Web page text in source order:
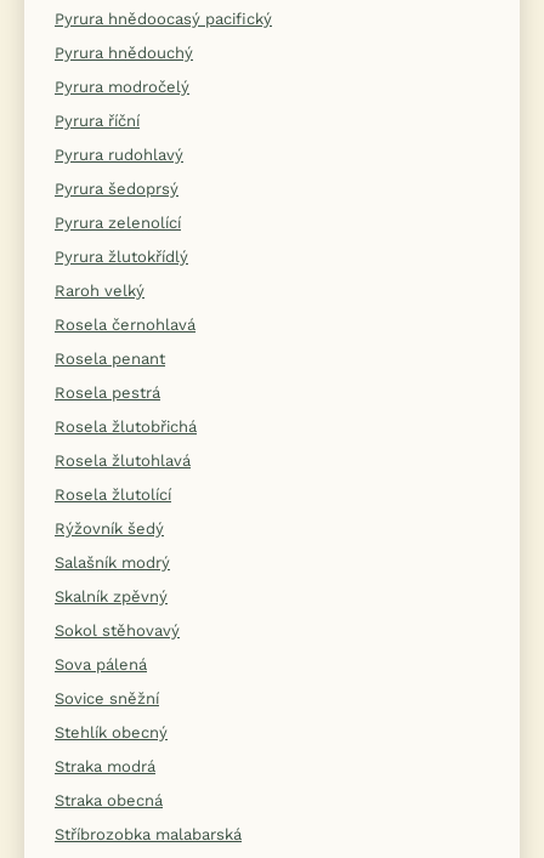
Pyrura hnědoocasý pacifický
Pyrura hnědouchý
Pyrura modročelý
Pyrura říční
Pyrura rudohlavý
Pyrura šedoprsý
Pyrura zelenolící
Pyrura žlutokřídlý
Raroh velký
Rosela černohlavá
Rosela penant
Rosela pestrá
Rosela žlutobřichá
Rosela žlutohlavá
Rosela žlutolící
Rýžovník šedý
Salašník modrý
Skalník zpěvný
Sokol stěhovavý
Sova pálená
Sovice sněžní
Stehlík obecný
Straka modrá
Straka obecná
Stříbrozobka malabarská